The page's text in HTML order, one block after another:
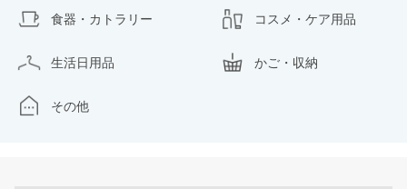
食器・カトラリー コスメ・ケア用品
生活日用品 かご・収納
その他